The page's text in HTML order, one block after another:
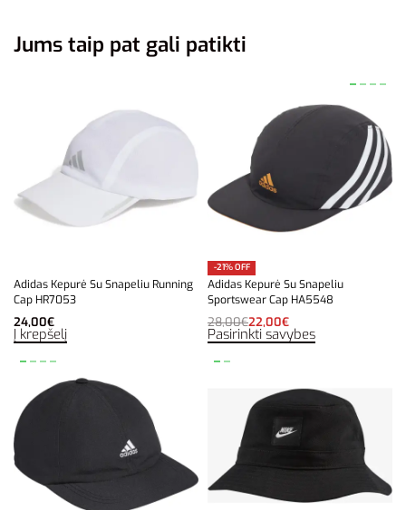
Jums taip pat gali patikti
Adidas Kepurė Su Snapeliu Running
Cap HR7053
24,00€
Į krepšelį
-21% OFF
Adidas Kepurė Su Snapeliu
Sportswear Cap HA5548
28,00€22,00€
Pasirinkti savybes